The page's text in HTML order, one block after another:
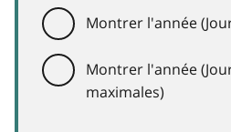
Montrer l'année
Montrer l'année
maximales)